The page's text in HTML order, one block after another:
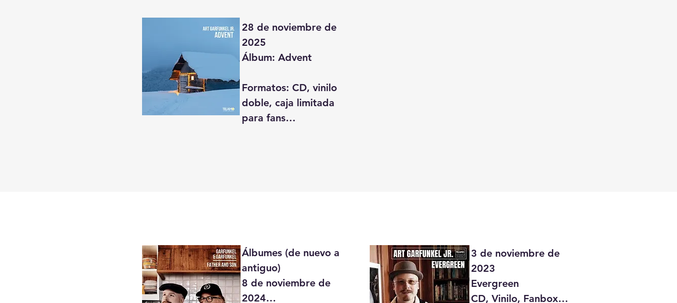
28 de noviembre de
2025
Álbum: Advent
Formatos: CD, vinilo
doble, caja limitada
para fans
Navidad
reinterpretadas a su
propio estilo. Tres
pistas especiales con
Álbumes (de nuevo a
antiguo)
8 de noviembre de
2024
3 de noviembre de
2023
Evergreen
CD, Vinilo, Fanbox